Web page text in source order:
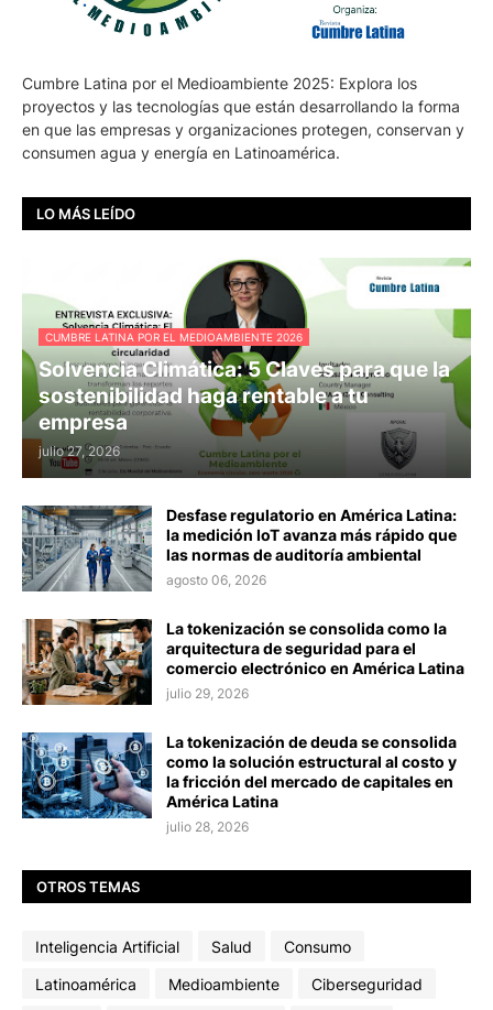
Cumbre Latina por el Medioambiente 2025: Explora los
proyectos y las tecnologías que están desarrollando la forma
en que las empresas y organizaciones protegen, conservan y
consumen agua y energía en Latinoamérica.
LO MÁS LEÍDO
CUMBRE LATINA POR EL MEDIOAMBIENTE 2026
Solvencia Climática: 5 Claves para que la
sostenibilidad haga rentable a tu
empresa
julio 27, 2026
Desfase regulatorio en América Latina:
la medición IoT avanza más rápido que
las normas de auditoría ambiental
agosto 06, 2026
La tokenización se consolida como la
arquitectura de seguridad para el
comercio electrónico en América Latina
julio 29, 2026
La tokenización de deuda se consolida
como la solución estructural al costo y
la fricción del mercado de capitales en
América Latina
julio 28, 2026
OTROS TEMAS
Inteligencia Artificial Salud
Consumo
Latinoamérica
Medioambiente
Ciberseguridad